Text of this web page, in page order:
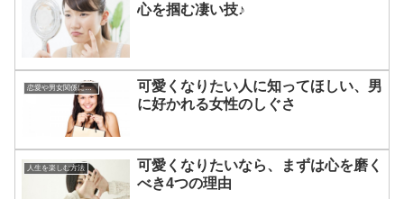
心を掴む凄い技♪
恋愛や男女関係についてのあれこれ
可愛くなりたい人に知ってほしい、男
に好かれる女性のしぐさ
人生を楽しむ方法
可愛くなりたいなら、まずは心を磨く
べき4つの理由